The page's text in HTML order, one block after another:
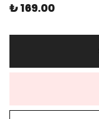
₺ 169.00